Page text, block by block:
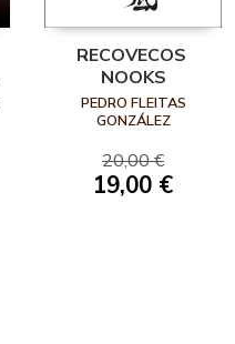
RECOVECOS 
NOOKS
PEDRO FLEITAS
GONZÁLEZ
20,00 €
19,00 €